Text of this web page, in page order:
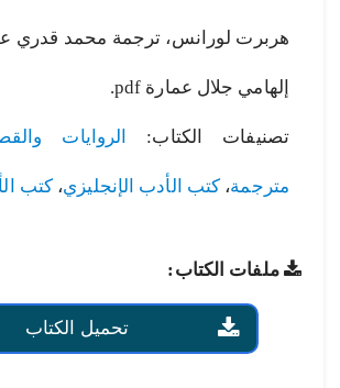
هربرت لورانس، ترجمة محمد قدري
إلهامي جلال عمارة pdf.
تصنيفات الكتاب: الروايات
مترجمة، كتب الأدب الإنجليزي، كتب
ملفات الكتاب:
تحميل الكتاب